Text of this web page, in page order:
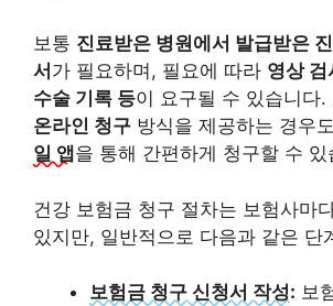
보통 진료받은 병원에서 발급받은
서 가 필요하며, 필요에 따라 영상 검
수술 기록 등이 요구될 수 있습니다
온라인 청구 방식을 제공하는 경우
일 앱 을 통해 간편하게 청구할 수 있
건강 보험금 청구 절차는 보험사마
있지만, 일반적으로 다음과 같은 단
보험금 청구 신청서 작성: 보